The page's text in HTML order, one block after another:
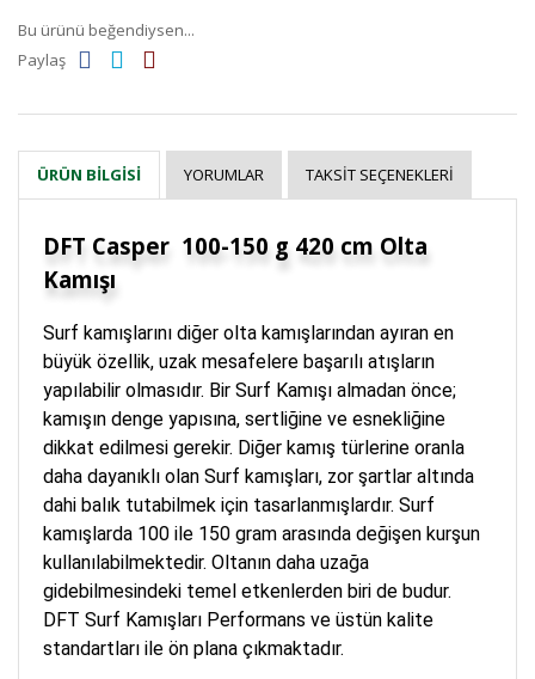
Bu ürünü beğendiysen...
Paylaş
ÜRÜN BILGISI YORUMLAR TAKSIT SEÇENEKLERI
DFT Casper 100-150 g 420 cm Olta
Kamışı
Surf kamışlarını diğer olta kamışlarından ayıran en
büyük özellik, uzak mesafelere başarılı atışların
yapılabilir olmasıdır. Bir Surf Kamışı almadan önce;
kamışın denge yapısına, sertliğine ve esnekliğine
dikkat edilmesi gerekir. Diğer kamış türlerine oranla
daha dayanıklı olan Surf kamışları, zor şartlar altında
dahi balık tutabilmek için tasarlanmışlardır. Surf
kamışlarda 100 ile 150 gram arasında değişen kurşun
kullanılabilmektedir. Oltanın daha uzağa
gidebilmesindeki temel etkenlerden biri de budur.
DFT Surf Kamışları Performans ve üstün kalite
standartları ile ön plana çıkmaktadır.